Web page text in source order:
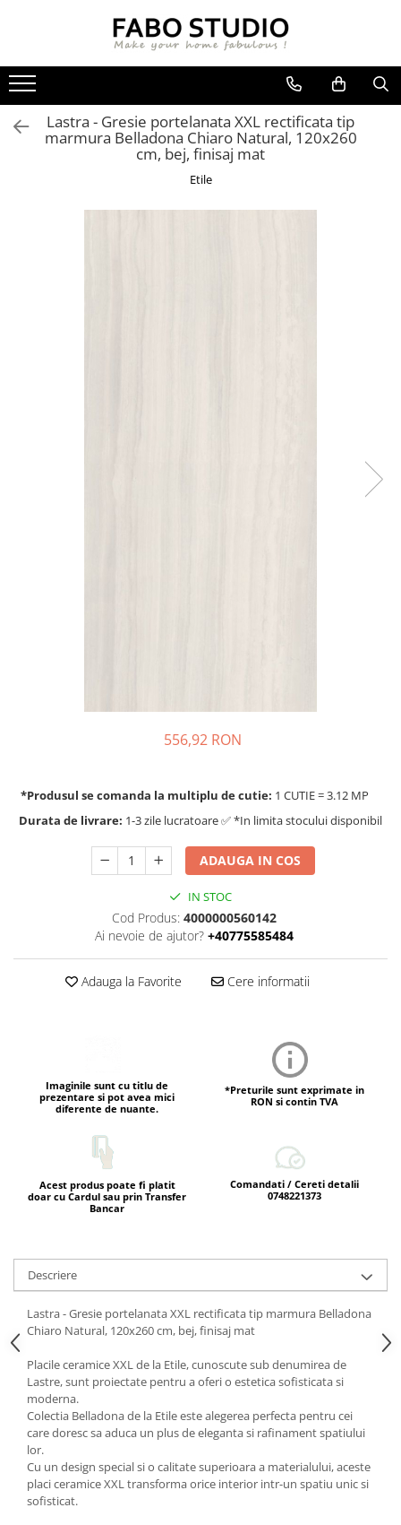
GRESIE INTERIOR
GRESIE EXTERIOR
GRESIE EXTERIOR 2 CM
GRESIE XXL - LASTRE
FAIANTA
PIESE DECORATIVE
CANAPELE
CUIERELastra - Gresie portelanata XXL rectificata tip
marmura Belladona Chiaro Natural, 120x260
cm, bej, finisaj mat
Etile
556,92 RON
*Produsul se comanda la multiplu de cutie: 1 CUTIE = 3.12 MP
Durata de livrare: 1-3 zile lucratoare ✅ *In limita stocului disponibil
ADAUGA IN COS
IN STOC
Cod Produs: 4000000560142
Ai nevoie de ajutor? +40775585484
Adauga la Favorite Cere informatii
Imaginile sunt cu titlu de
prezentare si pot avea mici
diferente de nuante.
*Preturile sunt exprimate in
RON si contin TVA
Acest produs poate fi platit
doar cu Cardul sau prin Transfer
Bancar
Comandati / Cereti detalii
0748221373
Descriere
Lastra - Gresie portelanata XXL rectificata tip marmura Belladona
Chiaro Natural, 120x260 cm, bej, finisaj mat
Placile ceramice XXL de la Etile, cunoscute sub denumirea de
Lastre, sunt proiectate pentru a oferi o estetica sofisticata si
moderna.
Colectia Belladona de la Etile este alegerea perfecta pentru cei
care doresc sa aduca un plus de eleganta si rafinament spatiului
lor.
Cu un design special si o calitate superioara a materialului, aceste
placi ceramice XXL transforma orice interior intr-un spatiu unic si
sofisticat.